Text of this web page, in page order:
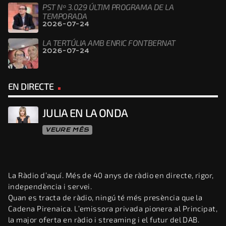
PST Nº 3.029 ÚLTIM PROGRAMA DE LA
TEMPORADA
2026-07-24
LA TERTÚLIA AMB ENRIC FONTBERNAT
2026-07-24
EN DIRECTE
JULIA EN LA ONDA
VEURE MÉS
La Ràdio d’aquí. Més de 40 anys de ràdio en directe, rigor,
independència i servei.
Quan es tracta de ràdio, ningú té més presència que la
Cadena Pirenaica. L’emissora privada pionera al Principat,
la major oferta en ràdio i streaming i el futur del DAB.